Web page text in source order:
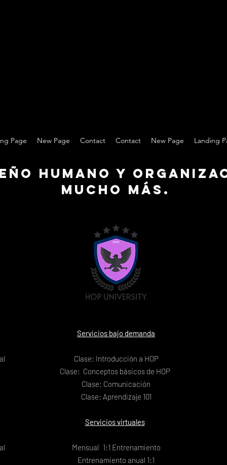
Page New Page Contact Contact New Page Landing
Humano y
mucho más.
Servicios bajo demanda
Clase: Introducción a HOP
Clase: Conceptos básicos de HOP
Clase: Comunicación
Clase: Aprendizaje 101
Servicios virtuales
Mensual 1:1 Entrenamiento
Entrenamiento anual 1:1